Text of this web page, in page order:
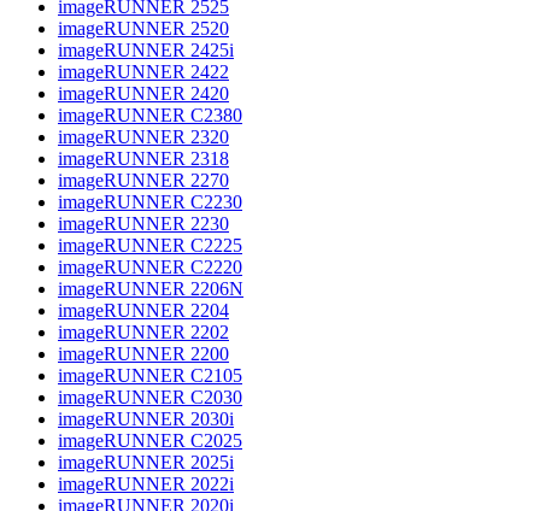
imageRUNNER 2525
imageRUNNER 2520
imageRUNNER 2425i
imageRUNNER 2422
imageRUNNER 2420
imageRUNNER C2380
imageRUNNER 2320
imageRUNNER 2318
imageRUNNER 2270
imageRUNNER C2230
imageRUNNER 2230
imageRUNNER C2225
imageRUNNER C2220
imageRUNNER 2206N
imageRUNNER 2204
imageRUNNER 2202
imageRUNNER 2200
imageRUNNER C2105
imageRUNNER C2030
imageRUNNER 2030i
imageRUNNER C2025
imageRUNNER 2025i
imageRUNNER 2022i
imageRUNNER 2020i